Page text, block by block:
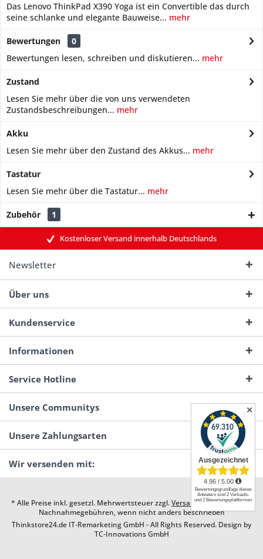
Das Lenovo ThinkPad X390 Yoga ist ein Convertible das durch
seine schlanke und elegante Bauweise... mehr
Bewertungen
0
Bewertungen lesen, schreiben und diskutieren... mehr
Zustand
Lesen Sie mehr über die von uns verwendeten
Zustandsbeschreibungen... mehr
Akku
Lesen Sie mehr über den Zustand des Akkus... mehr
Tastatur
Lesen Sie mehr über die Tastatur... mehr
Zubehör 1
Kostenloser Versand innerhalb Deutschlands
Newsletter
Über uns
Kundenservice
Informationen
Service Hotline
Unsere Communitys
Unsere Zahlungsarten
Wir versenden mit:
* Alle Preise inkl. gesetzl. Mehrwertsteuer zzgl.Versandkostenund ggf.
Nachnahmegebühren, wenn nicht anders beschrieben
Thinkstore24.de IT-Remarketing GmbH - All Rights Reserved. Design by
TC-Innovations GmbH
✕